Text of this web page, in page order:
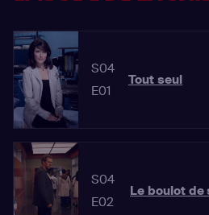
S04
E01
Tout seul
S04
E02
Le boulot de